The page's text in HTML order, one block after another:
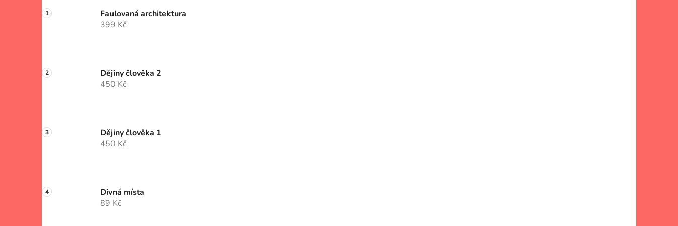
Faulovaná architektura
399 Kč
Dějiny člověka 2
450 Kč
Dějiny člověka 1
450 Kč
Divná místa
89 Kč